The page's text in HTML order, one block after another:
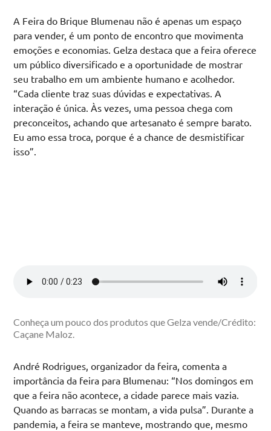
A Feira do Brique Blumenau não é apenas um espaço
para vender, é um ponto de encontro que movimenta
emoções e economias. Gelza destaca que a feira oferece
um público diversificado e a oportunidade de mostrar
seu trabalho em um ambiente humano e acolhedor.
“Cada cliente traz suas dúvidas e expectativas. A
interação é única. Às vezes, uma pessoa chega com
preconceitos, achando que artesanato é sempre barato.
Eu amo essa troca, porque é a chance de desmistificar
isso”.
Conheça um pouco dos produtos que Gelza vende/Crédito:
Caçane Maloz.
André Rodrigues, organizador da feira, comenta a
importância da feira para Blumenau: “Nos domingos em
que a feira não acontece, a cidade parece mais vazia.
Quando as barracas se montam, a vida pulsa”. Durante a
pandemia, a feira se manteve, mostrando que, mesmo